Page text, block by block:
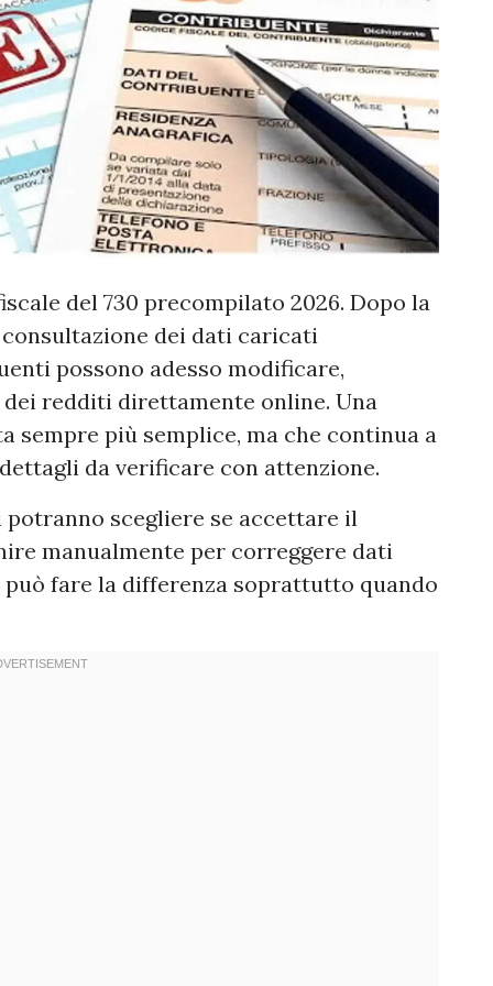
del 730 precompilato 2026. Dopo la
dei dati caricati
possono adesso modificare,
redditi direttamente online. Una
sempre più semplice, ma che continua a
da verificare con attenzione.
scegliere se accettare il
manualmente per correggere dati
fare la differenza soprattutto quando